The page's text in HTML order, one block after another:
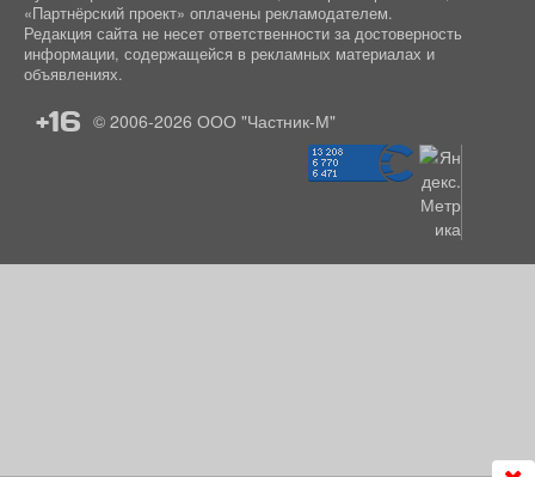
«Партнёрский проект» оплачены рекламодателем.
Редакция сайта не несет ответственности за достоверность
информации, содержащейся в рекламных материалах и
объявлениях.
+16 © 2006-2026 ООО "Частник-М"